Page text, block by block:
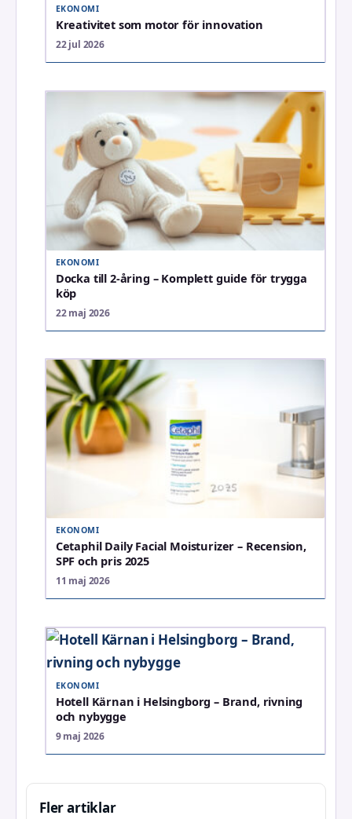
EKONOMI
Kreativitet som motor för innovation
22 jul 2026
EKONOMI
Docka till 2-åring – Komplett guide för trygga
köp
22 maj 2026
EKONOMI
Cetaphil Daily Facial Moisturizer – Recension,
SPF och pris 2025
11 maj 2026
EKONOMI
Hotell Kärnan i Helsingborg – Brand, rivning
och nybygge
9 maj 2026
Fler artiklar